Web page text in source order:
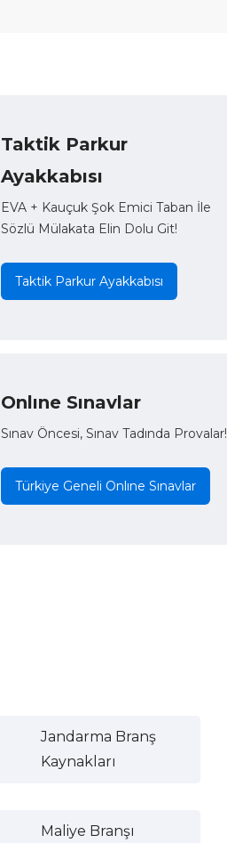
Taktik Parkur
Ayakkabısı
EVA + Kauçuk Şok Emici Taban İle
Sözlü Mülakata Elin Dolu Git!
Taktik Parkur Ayakkabısı
Onlıne Sınavlar
Sınav Öncesi, Sınav Tadında Provalar!
Türkiye Geneli Onlıne Sınavlar
Jandarma Branş
Kaynakları
Maliye Branşı